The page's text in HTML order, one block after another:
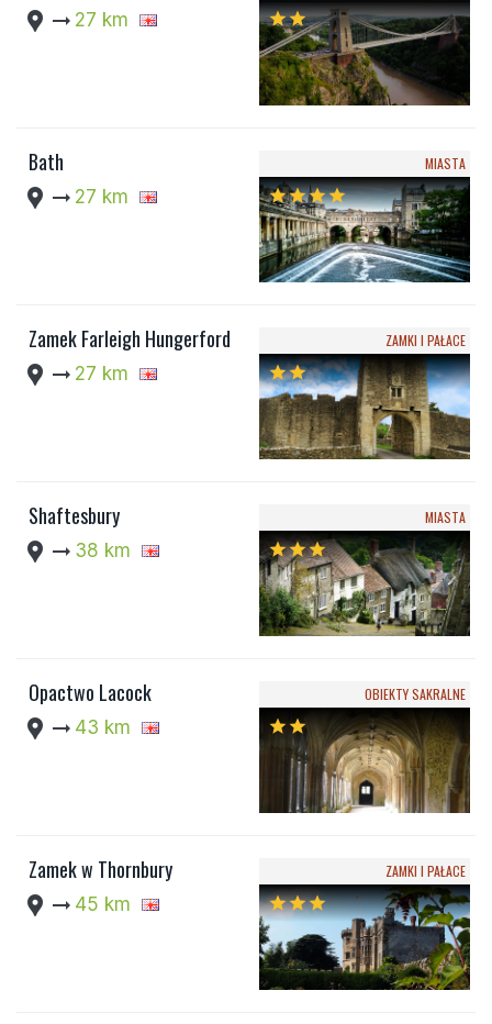
location_pin arrow_right_alt 27 km starstar
Bath
location_pin arrow_right_alt 27 km
MIASTA
starstarstarstar
Zamek Farleigh Hungerford
location_pin arrow_right_alt 27 km
ZAMKI I PAŁACE
starstar
Shaftesbury
location_pin arrow_right_alt 38 km
MIASTA
starstarstar
Opactwo Lacock
location_pin arrow_right_alt 43 km
OBIEKTY SAKRALNE
starstar
Zamek w Thornbury
location_pin arrow_right_alt 45 km
ZAMKI I PAŁACE
starstarstar